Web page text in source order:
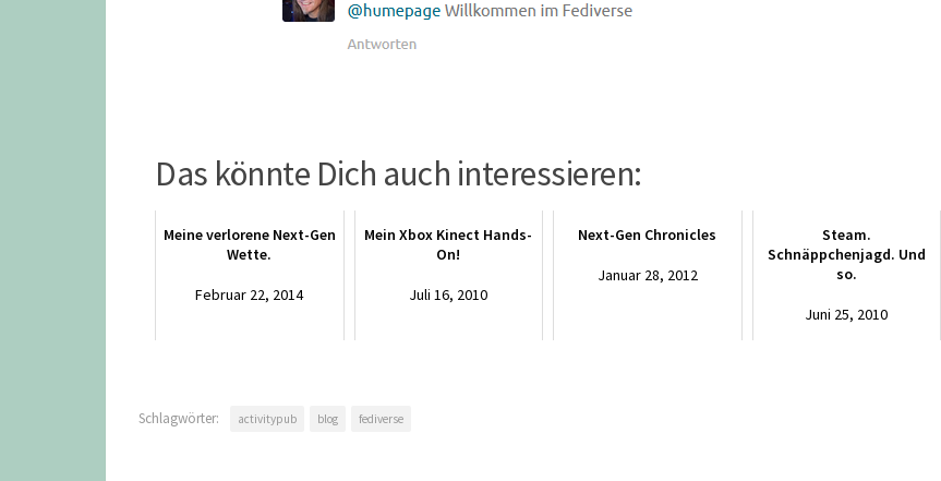
Das könnte Dich auch interessieren:
Meine verlorene Next-Gen
Wette.
Februar 22, 2014
Mein Xbox Kinect Hands-
On!
Juli 16, 2010
Next-Gen Chronicles
Januar 28, 2012
Steam.
Schnäppchenjagd. Und
so.
Juni 25, 2010
Schlagwörter: activitypub blog fediverse